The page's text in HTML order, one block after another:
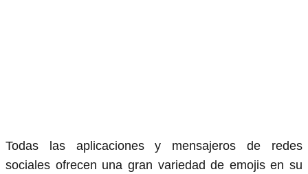
Todas las aplicaciones y mensajeros de redes
sociales ofrecen una gran variedad de emojis en su